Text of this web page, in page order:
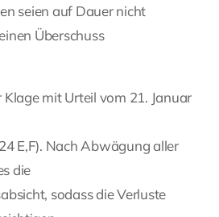
seien auf Dauer nicht
Überschuss
Klage mit Urteil vom 21. Januar
E,F). Nach Abwägung aller
die
sodass die Verluste